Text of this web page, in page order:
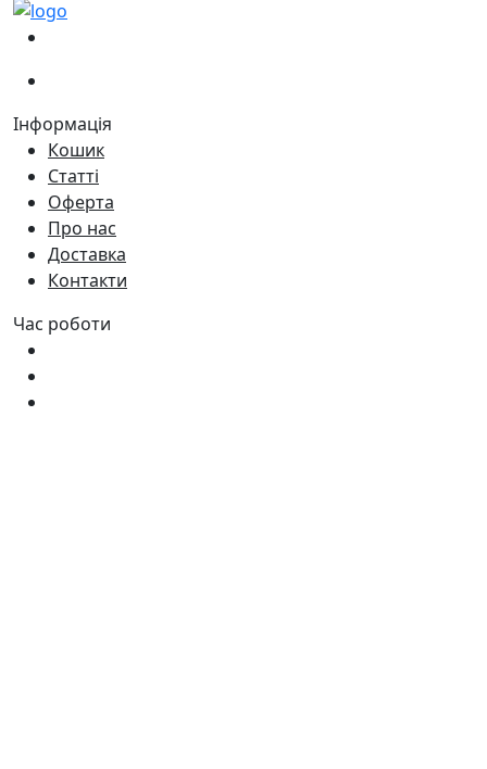
Інформація
Кошик
Статті
Оферта
Про нас
Доставка
Контакти
Час роботи